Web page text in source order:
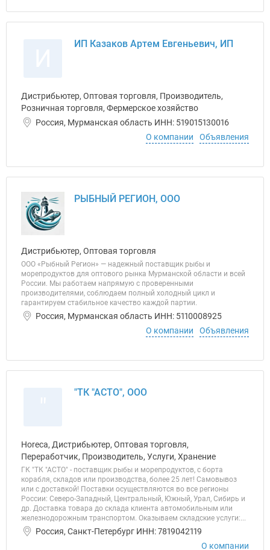
ИП Казаков Артем Евгеньевич, ИП
Дистрибьютер, Оптовая торговля, Производитель,
Розничная торговля, Фермерское хозяйство
Россия, Мурманская область ИНН: 519015130016
О компании
Объявления
РЫБНЫЙ РЕГИОН, ООО
Дистрибьютер, Оптовая торговля
ООО «Рыбный Регион» — надежный поставщик рыбы и
морепродуктов для оптового рынка Мурманской области и всей
России. Мы работаем напрямую с проверенными
производителями, соблюдаем полный холодный цикл и
гарантируем стабильное качество каждой партии.
Россия, Мурманская область ИНН: 5110008925
О компании
Объявления
"ТК "АСТО", ООО
Horeca, Дистрибьютер, Оптовая торговля,
Переработчик, Производитель, Услуги, Хранение
ГК "ТК "АСТО" - поставщик рыбы и морепродуктов, с борта
корабля, складов или производства, более 25 лет! Самовывоз
или с доставкой! Поставки осуществляются во все регионы
России: Северо-Западный, Центральный, Южный, Урал, Сибирь и
др. Доставка товара до склада клиента автомобильным или
железнодорожным транспортом. Оказываем складские услуги:...
Россия, Санкт-Петербург ИНН: 7819042119
О компании